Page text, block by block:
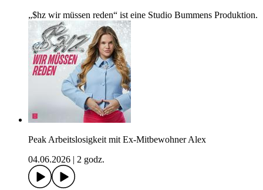
„$hz wir müssen reden“ ist eine Studio Bummens Produktion.
Peak Arbeitslosigkeit mit Ex-Mitbewohner Alex
04.06.2026
2 godz.